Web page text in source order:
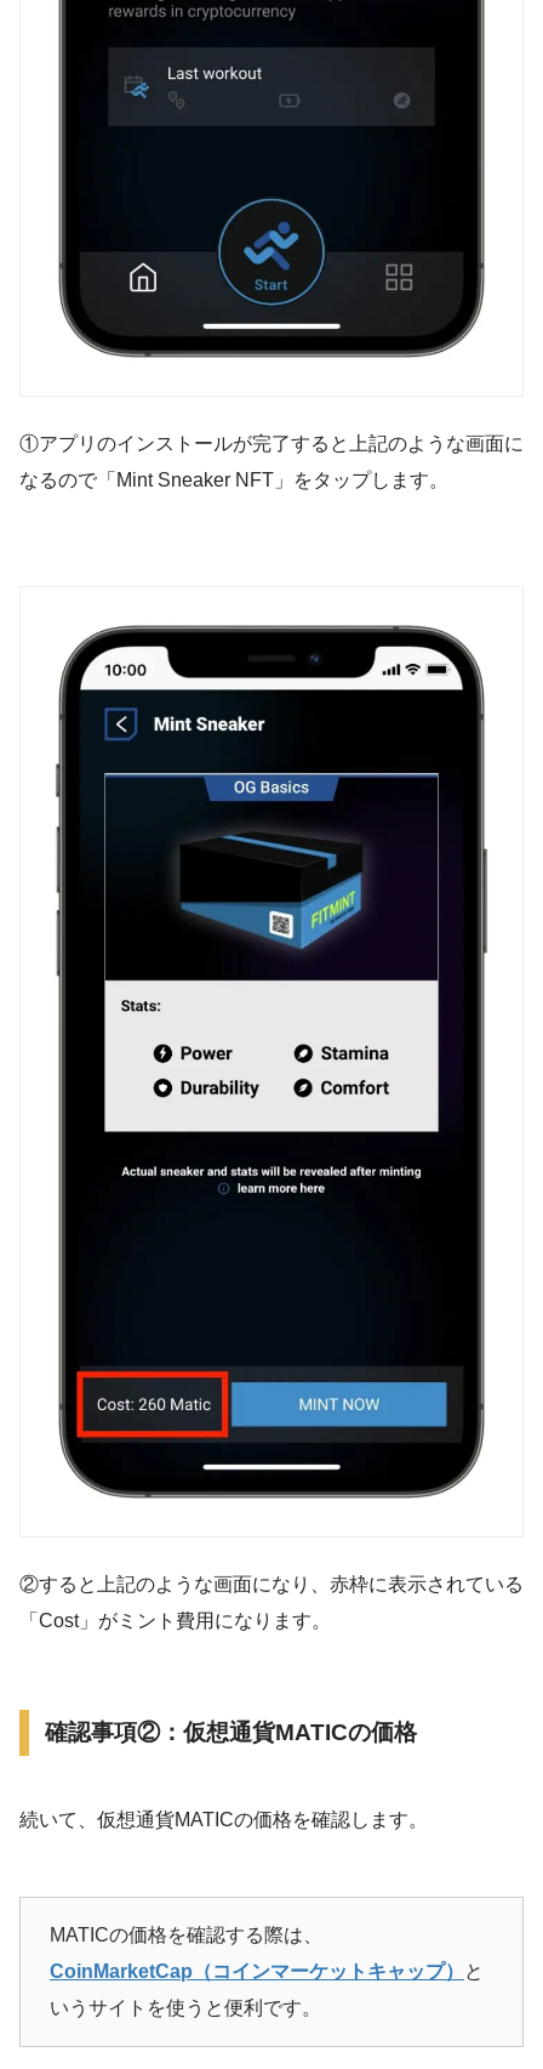
①アプリのインストールが完了すると上記のような画面に
なるので「Mint Sneaker NFT」をタップします。
②すると上記のような画面になり、赤枠に表示されている
「Cost」がミント費用になります。
確認事項②：仮想通貨MATICの価格
続いて、仮想通貨MATICの価格を確認します。
MATICの価格を確認する際は、
CoinMarketCap（コインマーケットキャップ）
と
いうサイトを使うと便利です。